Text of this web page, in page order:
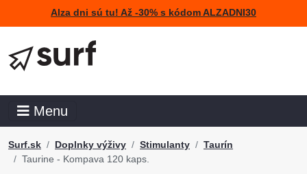
Alza dni sú tu! Až -30% s kódom ALZADNI30
Menu
Surf.sk Doplnky výživy Stimulanty
Taurín
Taurine - Kompava 120 kaps.